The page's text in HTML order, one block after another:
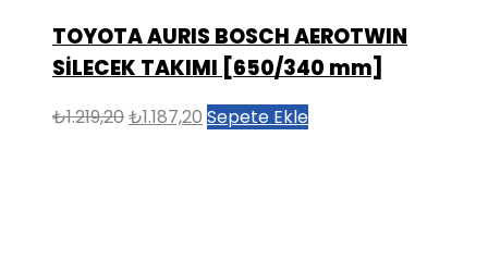
TOYOTA AURIS BOSCH AEROTWIN
SİLECEK TAKIMI [650/340 mm]
₺1.219,20Orijinal
₺1.187,20 Şu
Sepete Ekle